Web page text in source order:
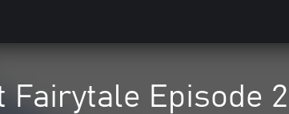
Fairytale Episode 2